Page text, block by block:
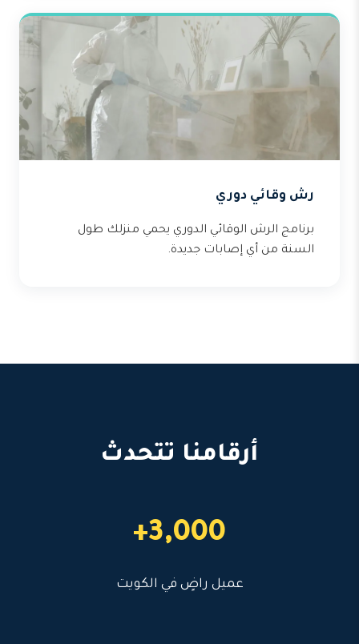
رش وقائي دوري
برنامج الرش الوقائي الدوري يحمي منزلك طول
السنة من أي إصابات جديدة.
أرقامنا تتحدث
3,000+
عميل راضٍ في الكويت